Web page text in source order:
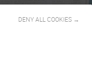
DENY ALL COOKIES →